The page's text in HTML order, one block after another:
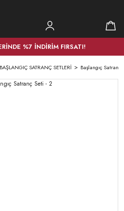
%7 İNDİRİM FIRSATI!
BAŞLANGIÇ SATRANÇ SETLERİ Başlangıç Satranç